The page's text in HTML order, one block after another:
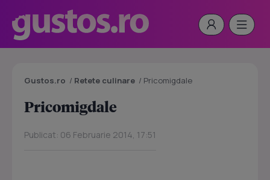
Gustos.ro / Retete culinare / Pricomigdale
Pricomigdale
Publicat: 06 Februarie 2014, 17:51